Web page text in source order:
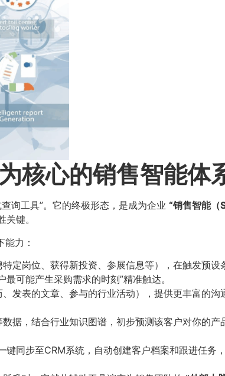
核心的销售智能体
询工具”。它的终极形态，是成为企业 ​“销售智能
键。
力：
定岗位、获得新投资、参展信息等），在触发预
可能产生采购需求的时刻”精准触达。
发表的文章、参与的行业活动），提供更丰富的
据，结合行业知识图谱，初步预测该客户对你的
键同步至CRM系统，自动创建客户档案和跟进任务